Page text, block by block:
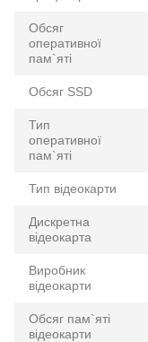
Обсяг
оперативної
пам`яті
Обсяг SSD
Тип
оперативної
пам`яті
Тип відеокарти
Дискретна
відеокарта
Виробник
відеокарти
Обсяг пам`яті
відеокарти